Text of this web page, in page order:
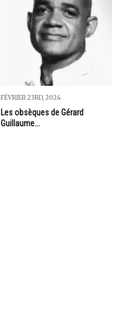
FÉVRIER 23RD, 2024
Les obsèques de Gérard
Guillaume...